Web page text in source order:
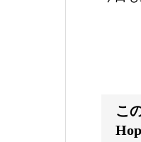
こ